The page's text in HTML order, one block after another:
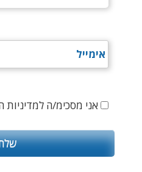
אני מסכימ/ה למדיניות הפרטיות.